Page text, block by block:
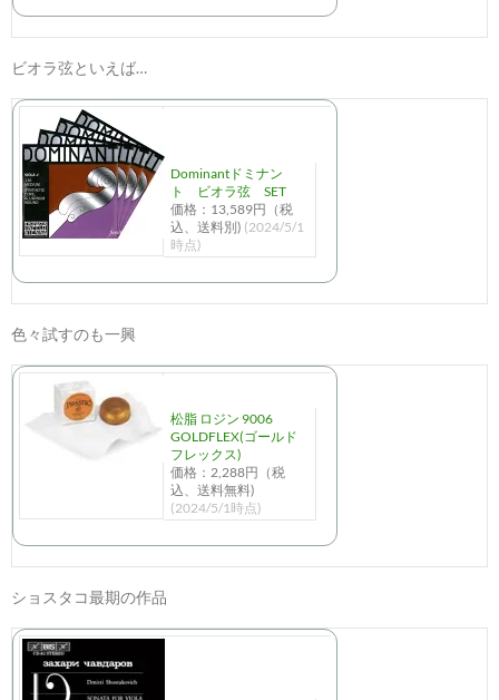
ビオラ弦といえば…
Dominantドミナン
ト ビオラ弦 SET
価格：13,589円（税
込、送料別) (2024/5/1
時点)
色々試すのも一興
松脂 ロジン 9006
GOLDFLEX(ゴールド
フレックス)
価格：2,288円（税
込、送料無料)
(2024/5/1時点)
ショスタコ最期の作品